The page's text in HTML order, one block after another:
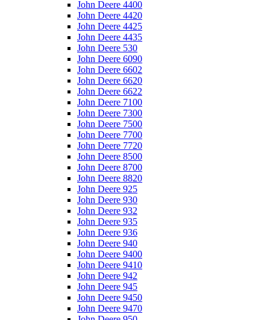
John Deere 4400
John Deere 4420
John Deere 4425
John Deere 4435
John Deere 530
John Deere 6090
John Deere 6602
John Deere 6620
John Deere 6622
John Deere 7100
John Deere 7300
John Deere 7500
John Deere 7700
John Deere 7720
John Deere 8500
John Deere 8700
John Deere 8820
John Deere 925
John Deere 930
John Deere 932
John Deere 935
John Deere 936
John Deere 940
John Deere 9400
John Deere 9410
John Deere 942
John Deere 945
John Deere 9450
John Deere 9470